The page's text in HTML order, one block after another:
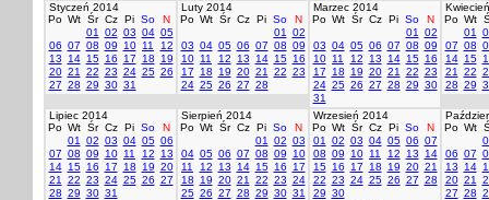
Styczeń 2014
Po Wt Śr Cz Pi So
N
01
02 03 04 05
06 07 08 09 10 11
12
13
14 15 16 17 18
19
20 21 22 23 24 25 26
27 28 29 30 31
Luty 2014
Po Wt Śr Cz Pi So
N
01
02
03 04 05 06 07 08 09
10 11 12 13 14 15 16
17
18 19 20 21 22 23
24 25 26 27 28
Marzec 2014
Po Wt Śr Cz Pi So
N
01
02
03 04 05 06 07 08 09
10 11 12 13 14 15 16
17
18 19 20 21 22 23
24 25 26 27 28 29 30
31
Po Wt
01
07 08
14 15
21
22
28 29
Lipiec 2014
Po Wt Śr Cz Pi So
N
01
02 03 04 05 06
07 08 09 10 11 12
13
14 15 16 17 18 19 20
21
22 23 24 25 26 27
28 29 30 31
Sierpień 2014
Po Wt Śr Cz Pi So
N
01
02 03
04 05 06 07 08 09
10
11
12 13 14 15 16
17
18
19 20 21 22 23 24
25 26 27 28 29 30 31
Wrzesień 2014
Po Wt Śr Cz Pi So
N
01
02 03 04 05 06 07
08 09 10 11 12 13
14
15 16 17 18 19 20 21
22 23 24 25 26 27 28
29 30
Po Wt
06 07
13
14
20 21
27 28